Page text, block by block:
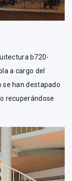
b720-
a cargo del
se han destapado
recuperándose